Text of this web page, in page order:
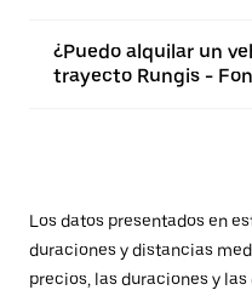
¿Puedo alquilar un
trayecto Rungis -
Los datos presentados en
duraciones y distancias
precios, las duraciones y